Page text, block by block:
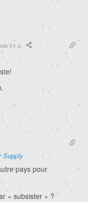
il y a
Supply
pays pour
« subsister » ?